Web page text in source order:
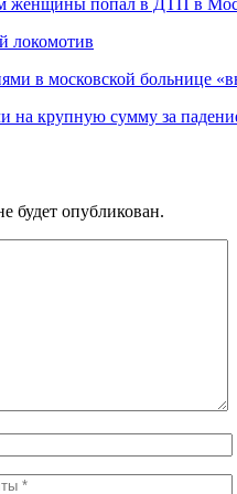
локомотив
в московской больнице
на крупную сумму за
будет опубликован.